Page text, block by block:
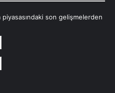
son gelişmelerden